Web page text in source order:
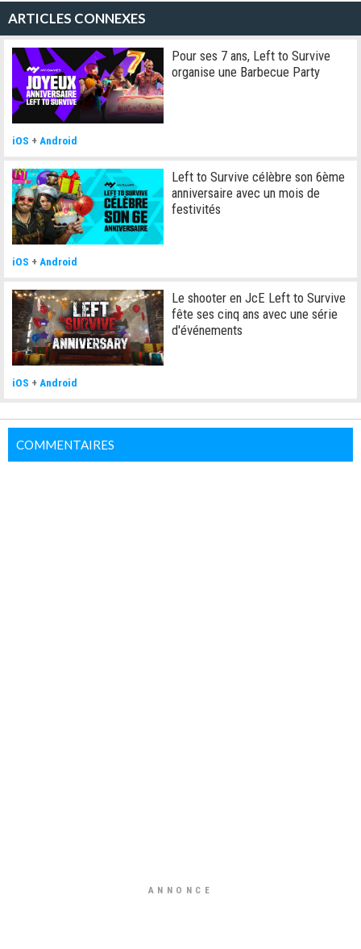
ARTICLES CONNEXES
Pour ses 7 ans, Left to Survive
organise une Barbecue Party
iOS + Android
Left to Survive célèbre son 6ème
anniversaire avec un mois de
festivités
iOS + Android
Le shooter en JcE Left to Survive
fête ses cinq ans avec une série
d'événements
iOS + Android
COMMENTAIRES
ANNONCE